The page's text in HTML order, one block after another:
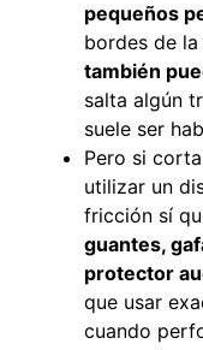
pequeños
bordes de la
también
salta algún
suele ser
Pero si
utilizar un
fricción sí
guantes,
protector
que usar
cuando